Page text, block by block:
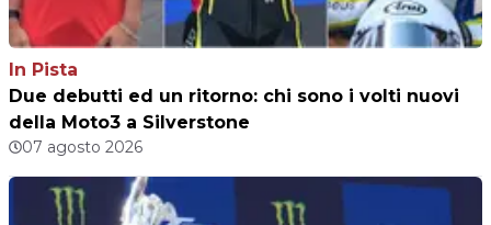
In Pista
Due debutti ed un ritorno: chi sono i volti nuovi
della Moto3 a Silverstone
07 agosto 2026